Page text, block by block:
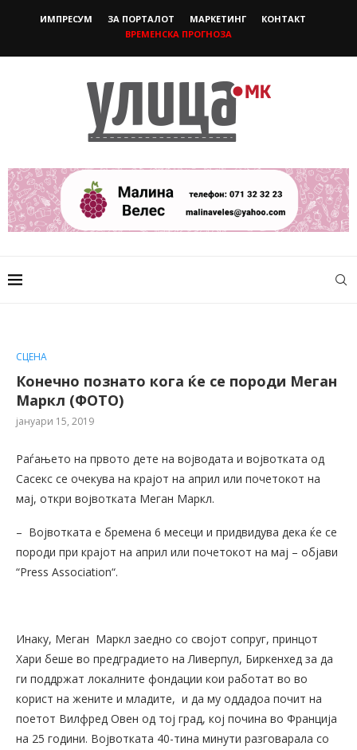
ИМПРЕСУМ ЗА ПОРТАЛОТ МАРКЕТИНГ
КОНТАКТ
ВРЕМЕНСКА ПРОГНОЗА
СЦЕНА
Конечно познато кога ќе се породи Меган
Маркл (ФОТО)
јануари 15, 2019
Раѓањето на првото дете на војводата и војвотката од
Сасекс се очекува на крајот на април или почетокот на
мај, откри војвотката Меган Маркл.
– Војвотката е бремена 6 месеци и придвидува дека ќе се
породи при крајот на април или почетокот на мај – објави
“Press Association“.
Инаку, Меган Маркл заедно со својот сопруг, принцот
Хари беше во предградието на Ливерпул, Биркенхед за да
ги поддржат локалните фондации кои работат во во
корист на жените и младите, и да му оддадоа почит на
поетот Вилфред Овен од тој град, кој почина во Франција
на 25 години. Војвотката 40-тина минути разговарала со